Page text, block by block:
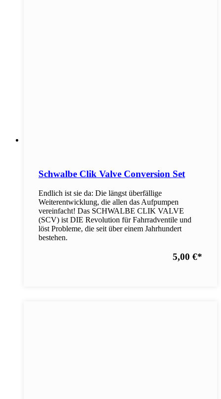
Schwalbe Clik Valve Conversion Set
Endlich ist sie da: Die längst überfällige
Weiterentwicklung, die allen das Aufpumpen
vereinfacht! Das SCHWALBE CLIK VALVE
(SCV) ist DIE Revolution für Fahrradventile und
löst Probleme, die seit über einem Jahrhundert
bestehen.
5,00 €*